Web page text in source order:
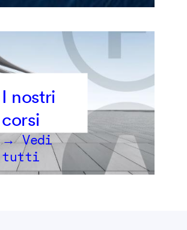
→ Vedi
tutti